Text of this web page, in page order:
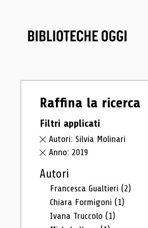
Raffina la ricerca
Filtri applicati
Autori: Silvia Molinari
Anno: 2019
Autori
Francesca Gualtieri (2)
Chiara Formigoni (1)
Ivana Truccolo (1)